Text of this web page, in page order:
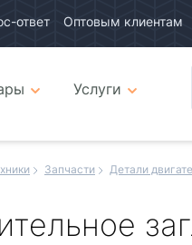
ответ Оптовым клиентам
Услуги
Запчасти Детали